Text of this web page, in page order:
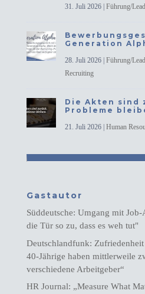
31. Juli 2026| Führung/
Generation
28. Juli 2026| Führung/
Recruiting
Die Akten sind
Probleme
21. Juli 2026| Human
Gastautor
Süddeutsche: Umgang mit
die Tür so zu, dass es weh tut"
Deutschlandfunk:
40-Jährige haben mittlerweile
verschiedene Arbeitgeber“
HR Journal: „Measure What